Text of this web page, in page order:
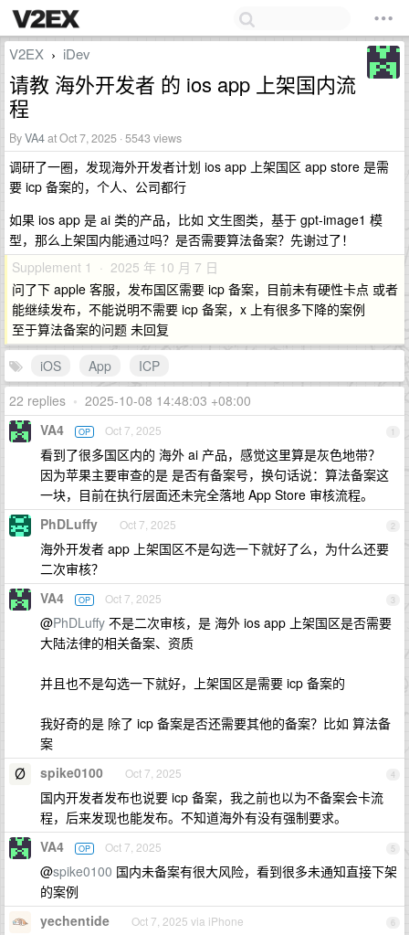
V2EX › iDev
请教 海外开发者 的 ios app 上架国内流
程
ByVA4at Oct 7, 2025 · 5543 views
调研了一圈，发现海外开发者计划 ios app 上架国区 app store 是需
要 icp 备案的，个人、公司都行
如果 ios app 是 ai 类的产品，比如 文生图类，基于 gpt-image1 模
型，那么上架国内能通过吗？是否需要算法备案？先谢过了！
Supplement 1 · 2025 年 10 月 7 日
问了下 apple 客服，发布国区需要 icp 备案，目前未有硬性卡点 或者
能继续发布，不能说明不需要 icp 备案，x 上有很多下降的案例
至于算法备案的问题 未回复
iOS
App
ICP
22 replies • 2025-10-08 14:48:03 +08:00
1
VA4 OP Oct 7, 2025
看到了很多国区内的 海外 ai 产品，感觉这里算是灰色地带？
因为苹果主要审查的是 是否有备案号，换句话说：算法备案这
一块，目前在执行层面还未完全落地 App Store 审核流程。
2
PhDLuffy Oct 7, 2025
海外开发者 app 上架国区不是勾选一下就好了么，为什么还要
二次审核？
3
VA4 OP Oct 7, 2025
@PhDLuffy 不是二次审核，是 海外 ios app 上架国区是否需要
大陆法律的相关备案、资质
并且也不是勾选一下就好，上架国区是需要 icp 备案的
我好奇的是 除了 icp 备案是否还需要其他的备案？比如 算法备
案
4
spike0100 Oct 7, 2025
国内开发者发布也说要 icp 备案，我之前也以为不备案会卡流
程，后来发现也能发布。不知道海外有没有强制要求。
5
VA4 OP Oct 7, 2025
@spike0100 国内未备案有很大风险，看到很多未通知直接下架
的案例
6
yechentide Oct 7, 2025 via iPhone